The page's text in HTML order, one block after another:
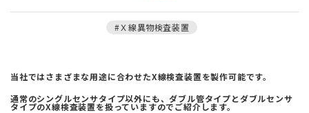
#Ｘ線異物検査装置
当社ではさまざまな用途に合わせたX線検査装置を製作可能です。
通常のシングルセンサタイプ以外にも、ダブル管タイプとダブルセンサ
タイプのX線検査装置を扱っていますのでご紹介します。